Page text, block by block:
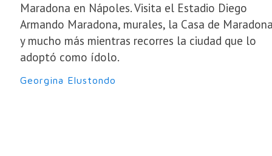
Maradona en Nápoles. Visita el Estadio Diego
Armando Maradona, murales, la Casa de
y mucho más mientras recorres la ciudad que lo
adoptó como ídolo.
Georgina Elustondo